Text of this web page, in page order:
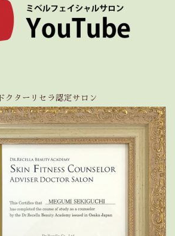
ドクターリセラ認定サロン